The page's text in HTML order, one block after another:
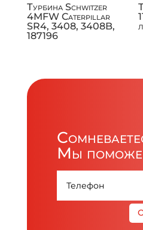
Турбина Schwitzer
4MFW Caterpillar
SR4, 3408, 3408B,
187196
Мы